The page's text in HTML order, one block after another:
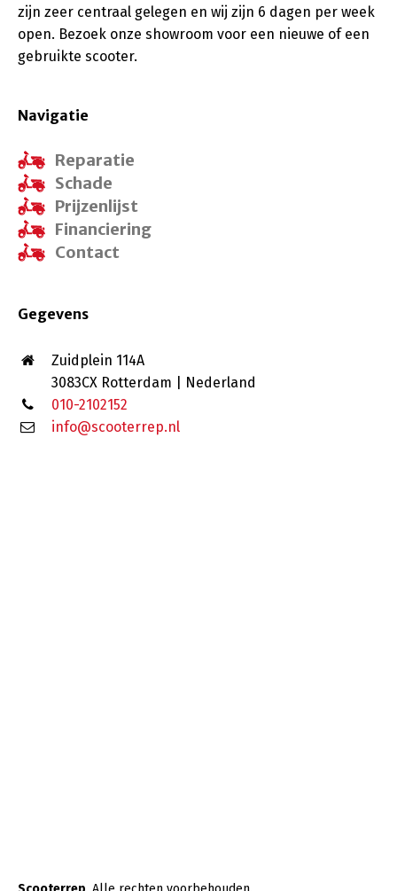
zijn zeer centraal gelegen en wij zijn 6 dagen per week
open. Bezoek onze showroom voor een nieuwe of een
gebruikte scooter.
Navigatie
Reparatie
Schade
Prijzenlijst
Financiering
Contact
Gegevens
Zuidplein 114A
3083CX Rotterdam | Nederland
010-2102152
info@scooterrep.nl